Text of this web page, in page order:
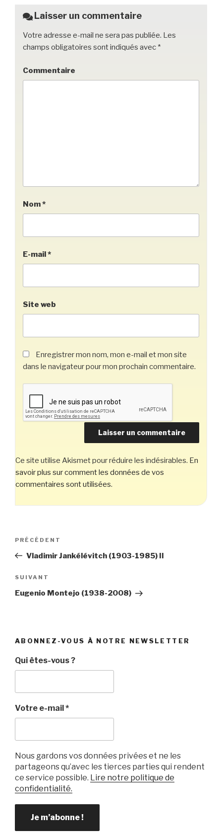
k
Laisser un commentaire
Votre adresse e-mail ne sera pas publiée. Les
champs obligatoires sont indiqués avec *
Commentaire
Nom*
E-mail*
Site web
Enregistrer mon nom, mon e-mail et mon site
dans le navigateur pour mon prochain commentaire.
Ce site utilise Akismet pour réduire les indésirables. En
savoir plus sur comment les données de vos
commentaires sont utilisées.
Navigation
l’article
Article
précédent
PRÉCÉDENT
Vladimir Jankélévitch (1903-1985) II
Article
suivant
SUIVANT
Eugenio Montejo (1938-2008)
ABONNEZ-VOUS À NOTRE NEWSLETTER
Qui êtes-vous ?
Votre e-mail*
Nous gardons vos données privées et ne les
partageons qu’avec les tierces parties qui rendent
ce service possible. Lire notre politique de
confidentialité.